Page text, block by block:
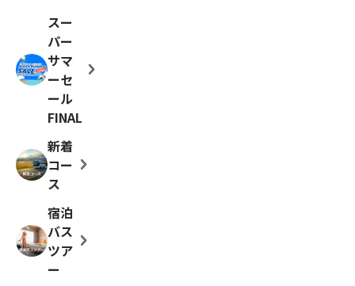
スー
パー
サマ
ーセ
ール
FINAL
chevron_right
新着
コー
ス
chevron_right
宿泊
バス
ツア
ー
chevron_right